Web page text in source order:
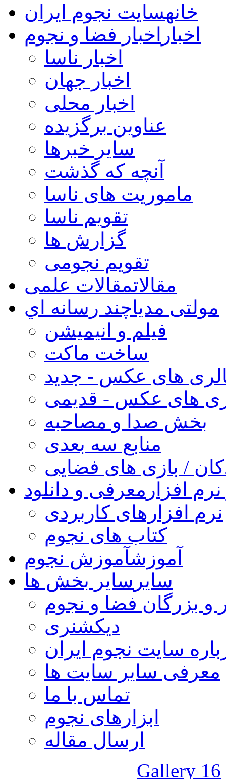
خانهسایت نجوم ایران
اخبار اخبار فضا و نجوم
اخبار ناسا
اخبار جهان
اخبار محلی
عناوین برگزیده
سایر خبرها
آنچه که گذشت
ماموریت های ناسا
تقویم ناسا
گزارش ها
تقویم نجومی
مقالاتمقالات علمی
مولتی مدیاچند رسانه اي
فیلم و انیمیشن
ساخت ماکت
های عکس - جدید
های عکس - قدیمی
بخش صدا و مصاحبه
منابع سه بعدی
/ بازی های فضایی
افزار معرفی و دانلود
نرم افزارهای کاربردی
کتاب های نجوم
آموزشآموزش نجوم
سایر سایر بخش ها
و بزرگان فضا و نجوم
دیکشنری
سایت نجوم ایران
معرفی سایر سایت ها
تماس با ما
ابزارهای نجوم
ارسال مقاله
Gallery 16